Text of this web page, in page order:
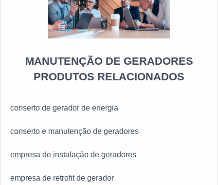
Resistência; Versatilidade de uso; Alto
desempenho. ONDE REALIZAR A LOCAÇÃO DE
GERADOR 150 KVA Aos que buscam empresas para
alugar o gerador 150 KVA, contar com o apoio da MM
parceria com fabricantes renomados e atua com
profissionais experientes. Entre em contato agora
MANUTENÇÃO DE GERADORES
PRODUTOS RELACIONADOS
conserto de gerador de energia
conserto e manutenção de geradores
empresa de instalação de geradores
empresa de retrofit de gerador